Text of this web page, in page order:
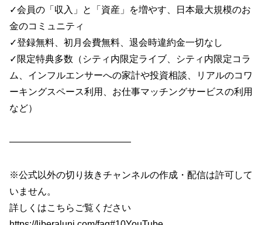
✓会員の「収入」と「資産」を増やす、日本最大規模のお
金のコミュニティ
✓登録無料、初月会費無料、退会時違約金一切なし
✓限定特典多数（シティ内限定ライブ、シティ内限定コラ
ム、インフルエンサーへの家計や投資相談、リアルのコワ
ーキングスペース利用、お仕事マッチングサービスの利用
など）
—————————————
※公式以外の切り抜きチャンネルの作成・配信は許可して
いません。
詳しくはこちらご覧ください